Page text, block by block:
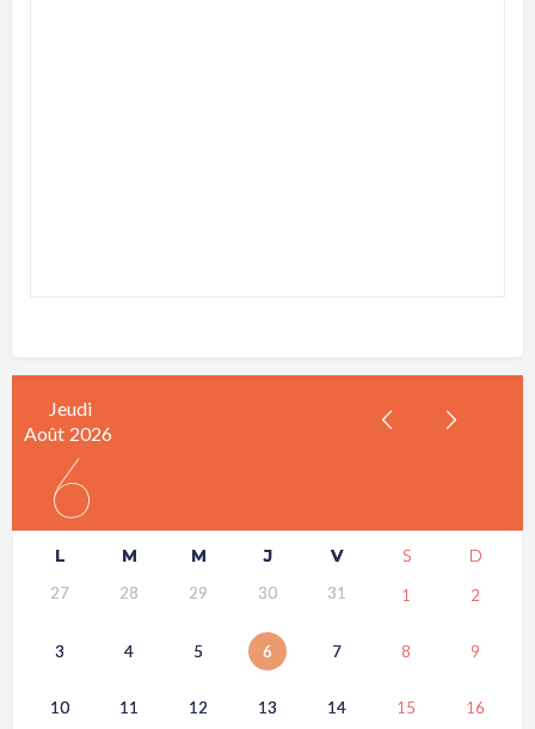
Jeudi
Août 2026
6
L M M J V S D
27 28 29 30 31 1 2
3 4 5 6 7 8 9
10 11 12 13 14 15 16